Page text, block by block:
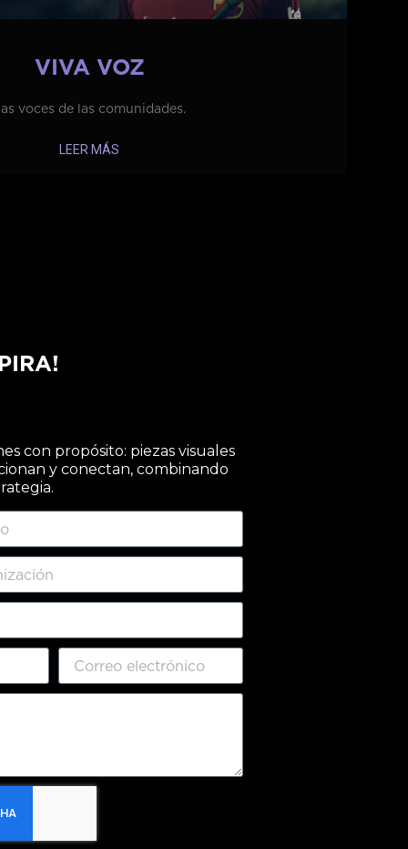
VIVA VOZ
voces de las comunidades.
LEER MÁS
con propósito: piezas visuales
y conectan, combinando